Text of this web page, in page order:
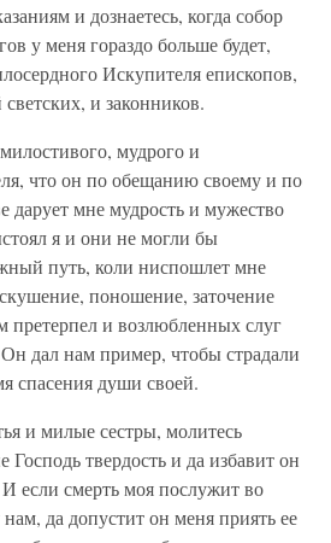
и дознаетесь, когда собор
у меня гораздо больше будет,
Искупителя епископов,
и законников.
мудрого и
что он по обещанию своему и по
дарует мне мудрость и мужество
я и они не могли бы
путь, коли ниспошлет мне
поношение, заточение
претерпел и возлюбленных слуг
дал нам пример, чтобы страдали
спасения души своей.
и милые сестры, молитесь
Господь твердость и да избавит он
если смерть моя послужит во
да допустит он меня приять ее